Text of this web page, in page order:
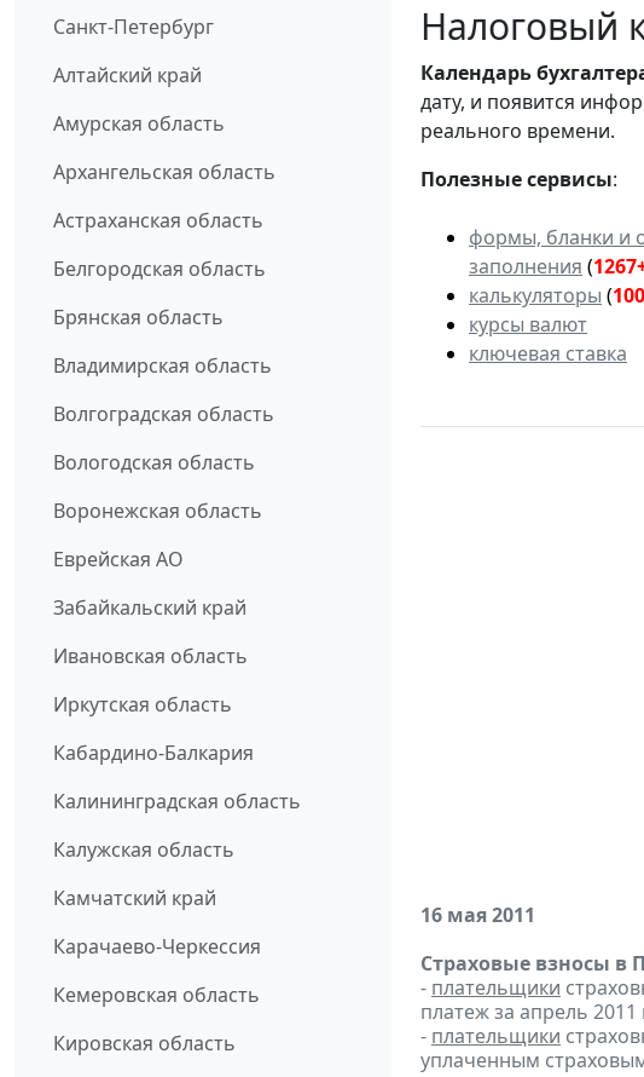
Санкт-Петербург
Алтайский край
Амурская область
Архангельская область
Астраханская область
Белгородская область
Брянская область
Владимирская область
Волгоградская область
Вологодская область
Воронежская область
Еврейская АО
Забайкальский край
Ивановская область
Иркутская область
Кабардино-Балкария
Калининградская область
Калужская область
Камчатский край
Карачаево-Черкессия
Кемеровская область
Кировская область
Налоговый
Календарь
дату, и появится
реального времени.
Полезные сервисы:
формы, бланки и
заполнения (
калькуляторы (
курсы валют
ключевая ставка
16 мая 2011
Страховые взносы в
- плательщики
платеж за апрель 2011
- плательщики
уплаченным